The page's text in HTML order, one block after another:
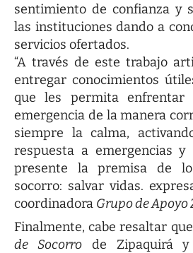
sentimiento de confianza y
las instituciones dando a
servicios ofertados.
“A través de este trabajo
entregar conocimientos
que les permita enfrentar
emergencia de la manera
siempre la calma,
respuesta a emergencias y
presente la premisa de
socorro: salvar vidas.
coordinadora Grupo de
Finalmente, cabe resaltar
de Socorrode Zipaquirá